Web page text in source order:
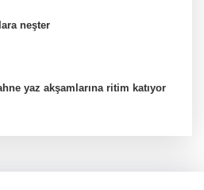
neşter
yaz akşamlarına ritim katıyor